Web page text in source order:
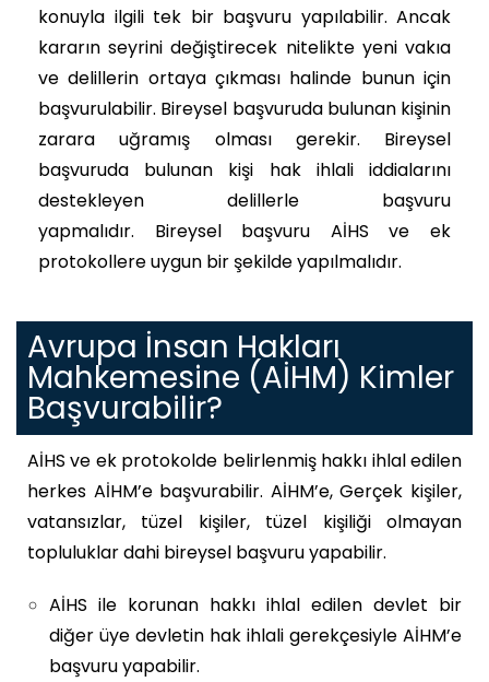
konuyla ilgili tek bir başvuru yapılabilir. Ancak
kararın seyrini değiştirecek nitelikte yeni vakıa
ve delillerin ortaya çıkması halinde bunun için
başvurulabilir. Bireysel başvuruda bulunan kişinin
zarara uğramış olması gerekir. Bireysel
başvuruda bulunan kişi hak ihlali iddialarını
destekleyen delillerle başvuru
yapmalıdır. Bireysel başvuru AİHS ve ek
protokollere uygun bir şekilde yapılmalıdır.
Avrupa İnsan Hakları
Mahkemesine (AİHM) Kimler
Başvurabilir?
AİHS ve ek protokolde belirlenmiş hakkı ihlal edilen
herkes AİHM’e başvurabilir. AİHM’e, Gerçek kişiler,
vatansızlar, tüzel kişiler, tüzel kişiliği olmayan
topluluklar dahi bireysel başvuru yapabilir.
AİHS ile korunan hakkı ihlal edilen devlet bir
diğer üye devletin hak ihlali gerekçesiyle AİHM’e
başvuru yapabilir.